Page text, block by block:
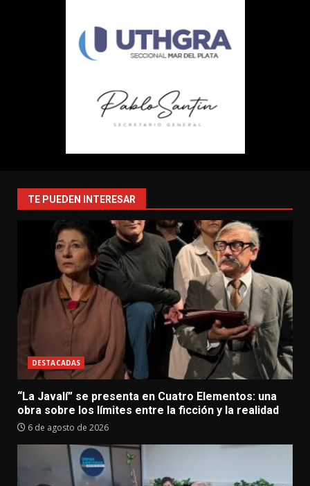
TE PUEDEN INTERESAR
DESTACADAS
“La Javalí” se presenta en Cuatro Elementos: una
obra sobre los límites entre la ficción y la realidad
6 de agosto de 2026